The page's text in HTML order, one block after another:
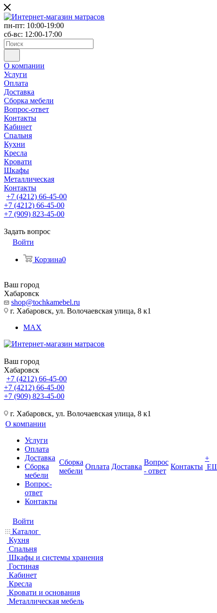
пн-пт: 10:00-19:00
сб-вс: 12:00-17:00
О компании
Услуги
Оплата
Доставка
Сборка мебели
Вопрос-ответ
Контакты
Кабинет
Спальня
Кухни
Кресла
Кровати
Шкафы
Металлическая
Контакты
+7 (4212) 66-45-00
+7 (4212) 66-45-00
+7 (909) 823-45-00
Задать вопрос
Войти
Корзина0
Ваш город
Хабаровск
shop@tochkamebel.ru
г. Хабаровск, ул. Волочаевская улица, 8 к1
MAX
Ваш город
Хабаровск
+7 (4212) 66-45-00
+7 (4212) 66-45-00
+7 (909) 823-45-00
г. Хабаровск, ул. Волочаевская улица, 8 к1
О компании
Услуги
Оплата
Доставка
Сборка
мебели
Вопрос-
ответ
Контакты
Сборка
мебели
Оплата Доставка
Вопрос
- ответ
Контакты
+
Войти
Каталог
Кухня
Спальня
Шкафы и системы хранения
Гостиная
Кабинет
Кресла
Кровати и основания
Металлическая мебель